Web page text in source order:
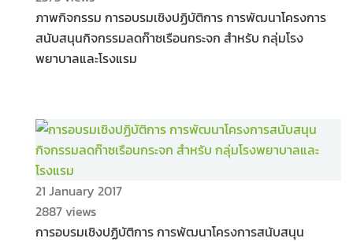
ภาพกิจกรรม การอบรมเชิงปฏิบัติการ การพัฒนาโครงการ
สนับสนุนกิจกรรมลดก๊าซเรือนกระจก สำหรับ กลุ่มโรง
พยาบาลและโรงแรม
21 January 2017
2887 views
การอบรมเชิงปฏิบัติการ การพัฒนาโครงการสนับสนุน